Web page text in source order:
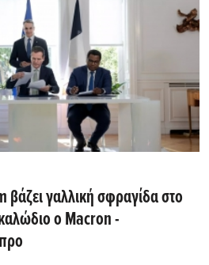
γαλλική σφραγίδα στο
καλώδιο ο Macron -